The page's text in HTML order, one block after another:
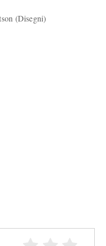
(Disegni)